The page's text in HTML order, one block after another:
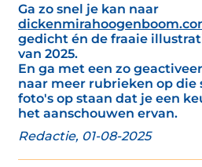
Ga zo snel je kan naar
gedicht én de fraaie
van 2025.
En ga met een zo
naar meer rubrieken op die
foto's op staan dat je een
het aanschouwen ervan.
Redactie, 01-08-2025